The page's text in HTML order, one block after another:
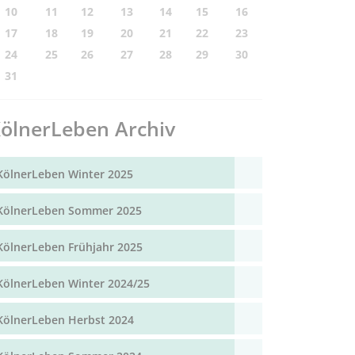
10 11 12 13 14 15
16
17
18 19 20 21 22
23
24
25 26 27 28 29
30
31
Archiv
Winter 2025
Sommer 2025
Frühjahr 2025
Winter 2024/25
Herbst 2024